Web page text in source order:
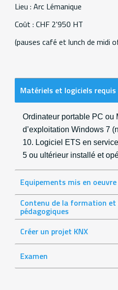
Lieu : Arc Lémanique
Coût : CHF 2'950 HT
(pauses café et lunch de midi
Matériels et logiciels requis
Ordinateur portable PC ou
d’exploitation Windows 7
10. Logiciel ETS en
5 ou ultérieur installé et
Equipements mis en
Contenu de la formation
pédagogiques
Créer un projet KNX
Examen